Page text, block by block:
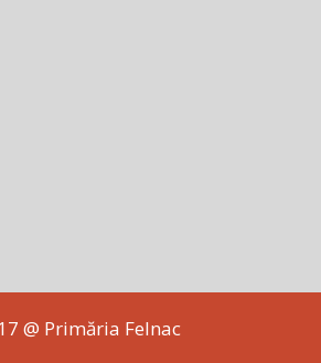
@ Primăria Felnac